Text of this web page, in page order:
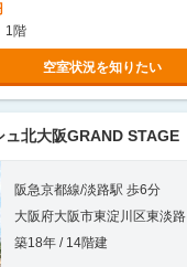
1階
空室状況を知りたい
ュ北大阪GRAND STAGE
阪急京都線/淡路駅 歩6分
大阪府大阪市東淀川区東淡路
築18年 / 14階建